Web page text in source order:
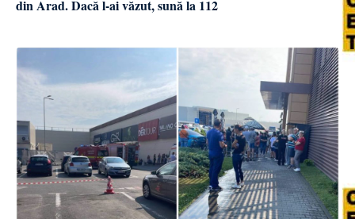
din Arad. Dacă l-ai văzut, sună la 112